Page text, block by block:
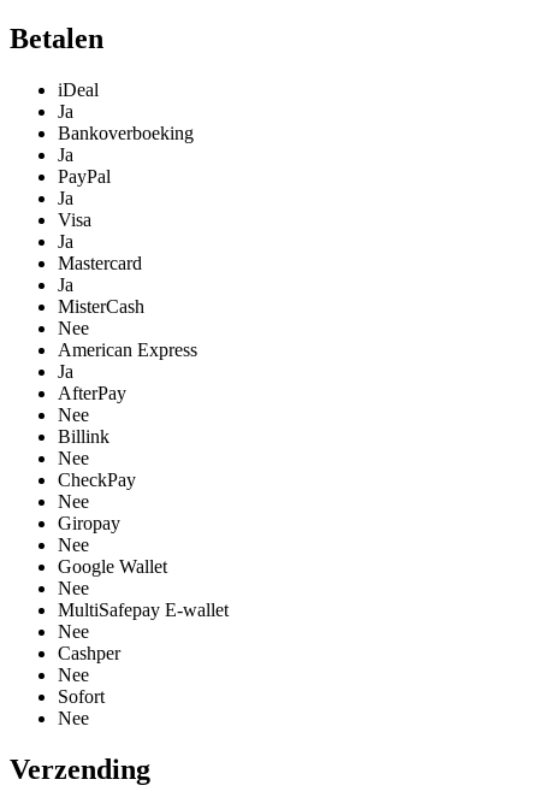
Betalen
iDeal
Ja
Bankoverboeking
Ja
PayPal
Ja
Visa
Ja
Mastercard
Ja
MisterCash
Nee
American Express
Ja
AfterPay
Nee
Billink
Nee
CheckPay
Nee
Giropay
Nee
Google Wallet
Nee
MultiSafepay E-wallet
Nee
Cashper
Nee
Sofort
Nee
Verzending